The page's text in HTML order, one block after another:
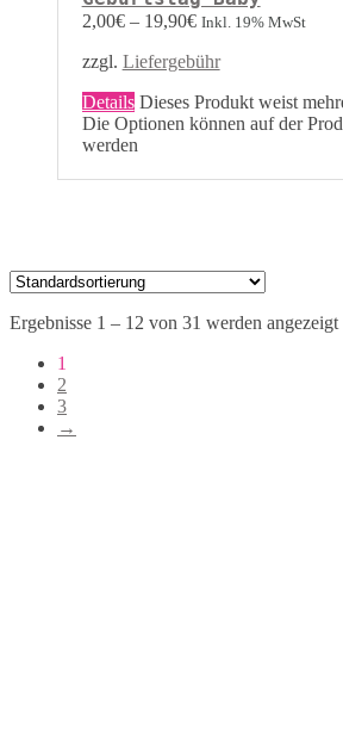
2,00€– 19,90€ Inkl. 19% MwSt
zzgl. Liefergebühr
Details Dieses Produkt weist
Die Optionen können auf der
werden
Ergebnisse 1 – 12 von 31 werden angezeigt
1
2
3
→